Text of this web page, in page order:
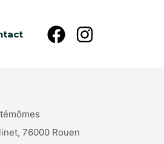
76000 Rouen